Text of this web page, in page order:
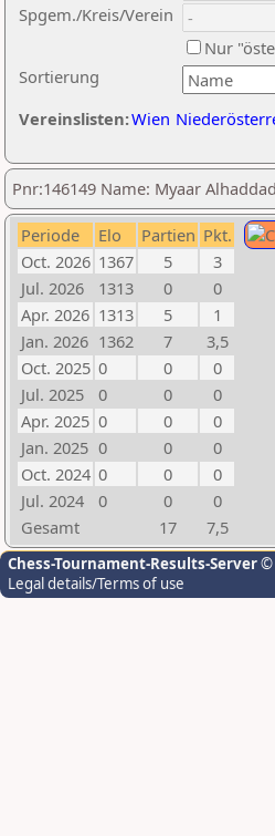
Sortierung
Spgem./Kreis/Verein
Nur
Vereinslisten:Wien
Pnr:146149 Name: Myaar
Periode Elo Partien Pkt.
Oct. 2026 1367 5
3
Jul. 2026
1313 0
0
Apr. 2026 1313 5
1
Jan. 2026 1362 7
3,5
Oct. 2025 0 0
0
Jul. 2025
0 0
0
Apr. 2025 0 0
0
Jan. 2025 0 0
0
Oct. 2024 0 0
0
Jul. 2024
0 0
0
Gesamt
17 7,5
Chess-Tournament-Results-Server©
Legal details/Terms of use